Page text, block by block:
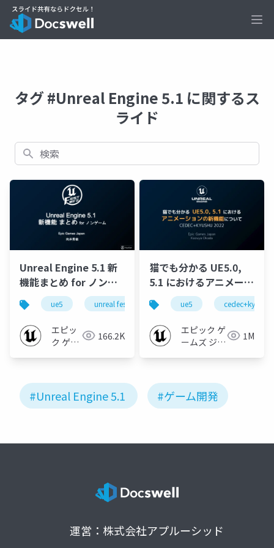
タグ #Unreal Engine 5.1 に関するス
ライド
検索
Unreal Engine 5.1 新
機能まとめ for ノンゲ
ーム【UNREAL FEST
WEST ’22】
ue5 unreal fest unreal fest west ’22
エピッ
ク ゲー
166.2K
猫でも分かる UE5.0,
5.1 におけるアニメーシ
ョンの新機能について
【CEDEC+KYUSHU
2022】
ue5 cedec+kyushu
エピック ゲ
ームズ ジャ
1M
#Unreal Engine 5.1 #ゲーム開発
運営：株式会社アプルーシッド